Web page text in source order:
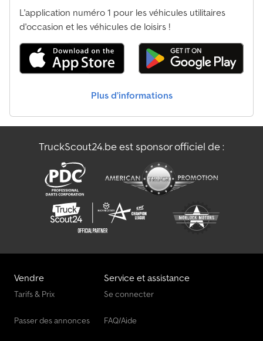
L'application numéro 1 pour les véhicules utilitaires
d'occasion et les véhicules de loisirs !
Plus d’informations
TruckScout24.be est sponsor officiel de :
Vendre
Tarifs & Prix
Passer des annonces
Service et assistance
Se connecter
FAQ/Aide